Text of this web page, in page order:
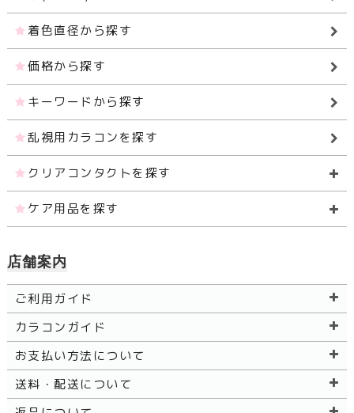
着色直径から探す
価格から探す
キーワードから探す
乱視用カラコンを探す
クリアコンタクトを探す
ケア用品を探す
店舗案内
ご利用ガイド
カラコンガイド
お支払い方法について
送料・配送について